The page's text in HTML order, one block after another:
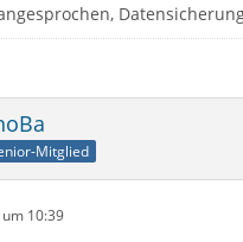
Mitglied
10:39